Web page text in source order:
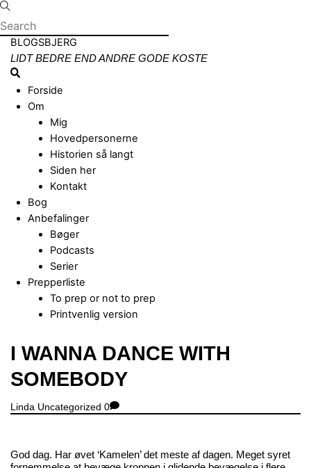
Skip
to
content
Menu
BLOGSBJERG
LIDT BEDRE END ANDRE GODE KOSTE
Search
Forside
Om
Mig
Hovedpersonerne
Historien så langt
Siden her
Kontakt
Bog
Anbefalinger
Bøger
Podcasts
Serier
Prepperliste
To prep or not to prep
Printvenlig version
Close
Menu
I WANNA DANCE WITH
SOMEBODY
Linda Uncategorized 0
God dag. Har øvet ‘Kamelen’ det meste af dagen. Meget syret